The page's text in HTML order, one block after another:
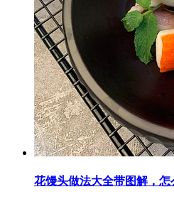
花馒头做法大全带图解，怎